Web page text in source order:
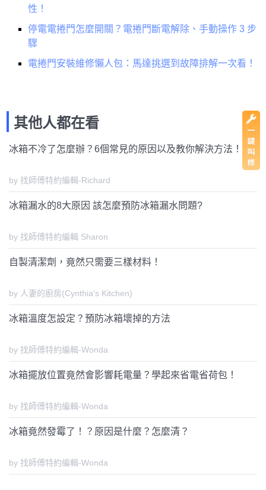
性！
停電電捲門怎麼開關？電捲門斷電解除、手動操作 3 步
驟
電捲門安裝維修懶人包：馬達挑選到故障排解一次看！
其他人都在看
冰箱不冷了怎麼辦？6個常見的原因以及教你解決方法！
by 找師傅特約編輯-Richard
冰箱漏水的8大原因 該怎麼預防冰箱漏水問題?
by 找師傅特約編輯 Sharon
自製清潔劑，竟然只需要三樣材料！
by 人妻的廚房(Cynthia's Kitchen)
冰箱溫度怎設定？預防冰箱壞掉的方法
by 找師傅特約編輯-Wonda
冰箱擺放位置竟然會影響耗電量？學起來省電省荷包！
by 找師傅特約編輯-Wonda
冰箱竟然發霉了！？原因是什麼？怎麼清？
by 找師傅特約編輯-Wonda